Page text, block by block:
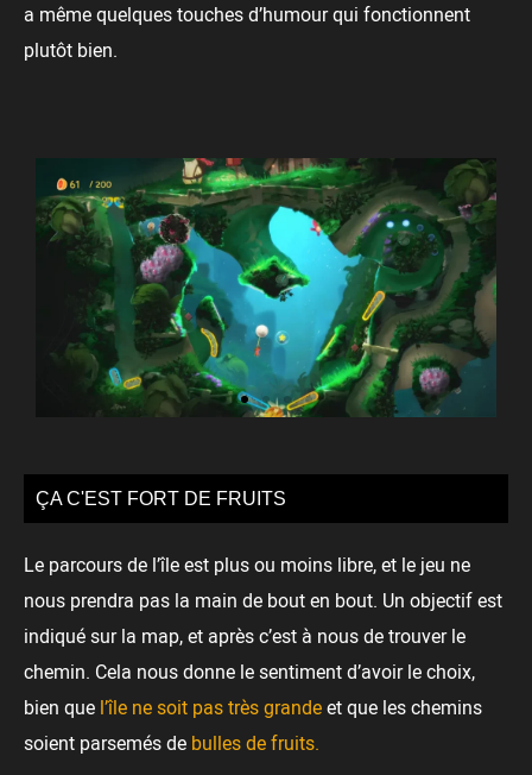
a même quelques touches d’humour qui fonctionnent
plutôt bien.
ÇA C'EST FORT DE FRUITS
Le parcours de l’île est plus ou moins libre, et le jeu ne
nous prendra pas la main de bout en bout. Un objectif est
indiqué sur la map, et après c’est à nous de trouver le
chemin. Cela nous donne le sentiment d’avoir le choix,
bien que l’île ne soit pas très grandeet que les chemins
soient parsemés de bulles de fruits.